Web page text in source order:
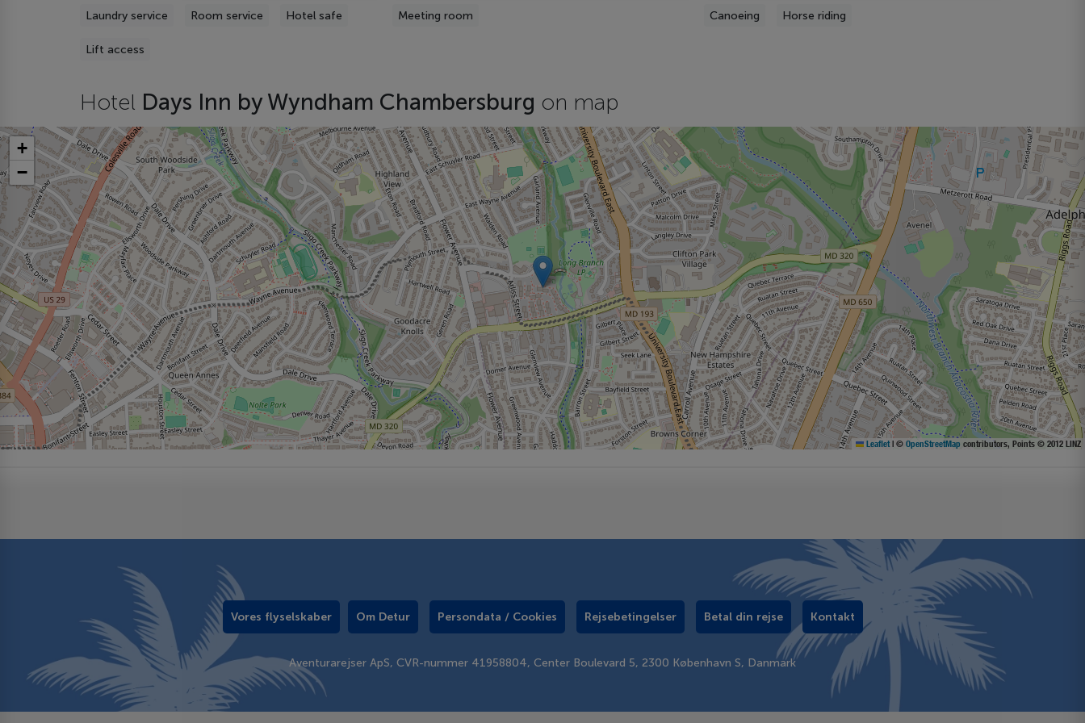
Laundry service Room service Hotel safe
Lift access
Meeting room Canoeing Horse riding
Hotel Days Inn by Wyndham Chambersburg on map
+
−
Leaflet | © OpenStreetMap contributors, Points © 2012 LINZ
Vores flyselskaber Om Detur Persondata / Cookies Rejsebetingelser Betal din rejse Kontakt
Aventurarejser ApS, CVR-nummer 41958804, Center Boulevard 5, 2300 København S, Danmark